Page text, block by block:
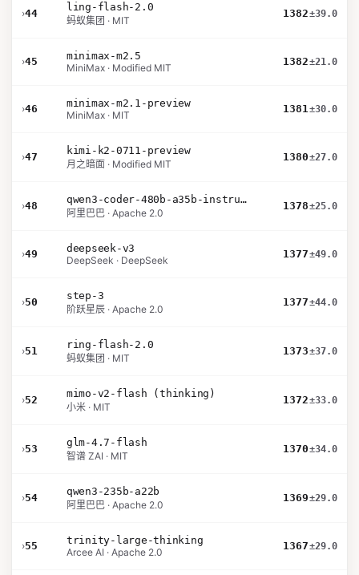
›44
ling-flash-2.0
蚂蚁集团 · MIT
1382±39.0
›45
minimax-m2.5
MiniMax · Modified MIT
1382±21.0
›46
minimax-m2.1-preview
MiniMax · MIT
1381±30.0
›47
kimi-k2-0711-preview
月之暗面 · Modified MIT
1380±27.0
›48
qwen3-coder-480b-a35b-instruct
阿里巴巴 · Apache 2.0
1378±25.0
›49
deepseek-v3
DeepSeek · DeepSeek
1377±49.0
›50
step-3
阶跃星辰 · Apache 2.0
1377±44.0
›51
ring-flash-2.0
蚂蚁集团 · MIT
1373±37.0
›52
mimo-v2-flash (thinking)
小米 · MIT
1372±33.0
›53
glm-4.7-flash
智谱 ZAI · MIT
1370±34.0
›54
qwen3-235b-a22b
阿里巴巴 · Apache 2.0
1369±29.0
›55
trinity-large-thinking
Arcee AI · Apache 2.0
1367±29.0